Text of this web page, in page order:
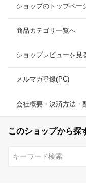
ショップのトップペー
商品カテゴリ一覧へ
ショップレビューを見
メルマガ登録(PC)
会社概要・決済方法・
このショップから探